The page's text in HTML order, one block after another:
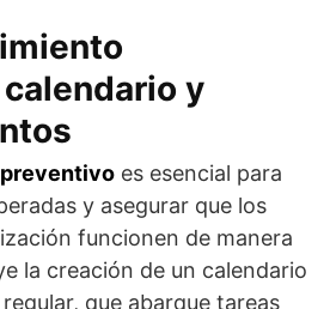
y
es esencial para
y asegurar que los
funcionen de manera
la creación de un calendario
que abarque tareas